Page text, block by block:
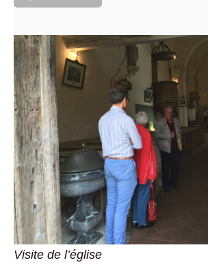
Visite de l’église